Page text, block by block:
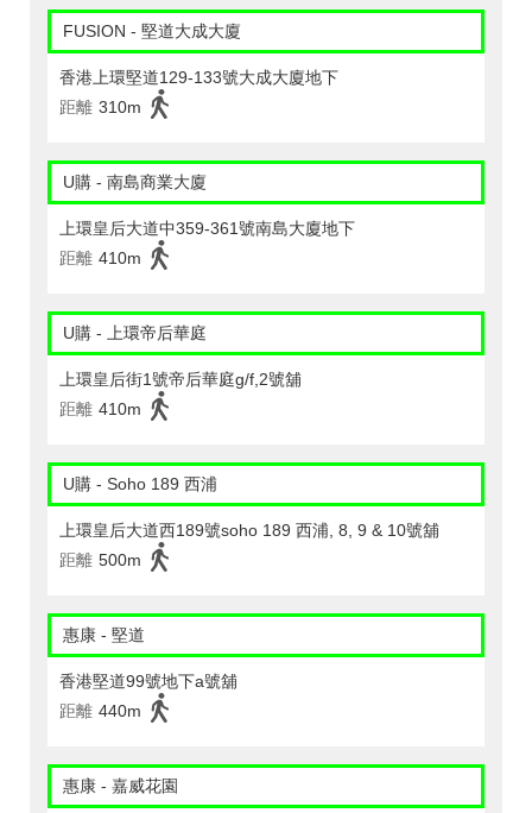
FUSION - 堅道大成大廈
香港上環堅道129-133號大成大廈地下
距離 310m
U購 - 南島商業大廈
上環皇后大道中359-361號南島大廈地下
距離 410m
U購 - 上環帝后華庭
上環皇后街1號帝后華庭g/f,2號舖
距離 410m
U購 - Soho 189 西浦
上環皇后大道西189號soho 189 西浦, 8, 9 & 10號舖
距離 500m
惠康 - 堅道
香港堅道99號地下a號舖
距離 440m
惠康 - 嘉威花園